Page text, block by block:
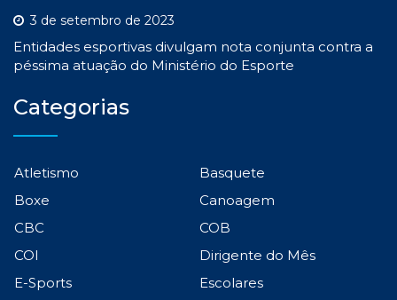
3 de setembro de 2023
Entidades esportivas divulgam nota conjunta contra a
péssima atuação do Ministério do Esporte
Categorias
Atletismo
Basquete
Boxe
Canoagem
CBC
COB
COI
Dirigente do Mês
E-Sports
Escolares